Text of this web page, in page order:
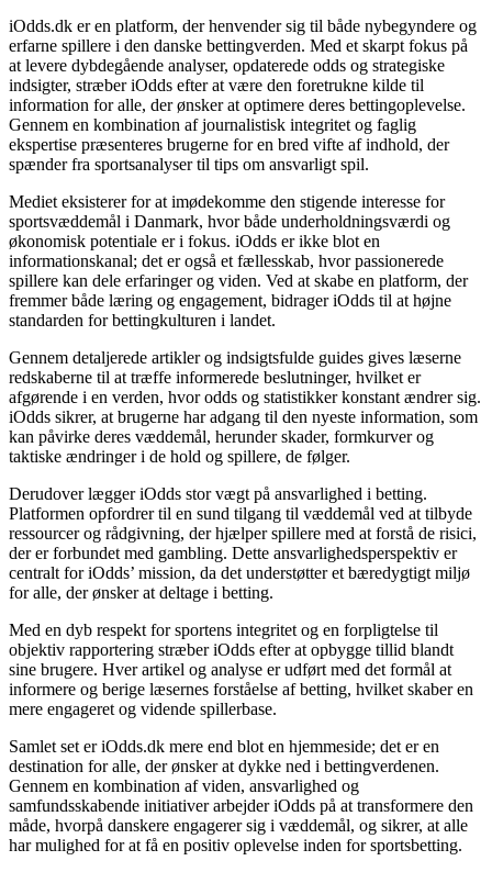
iOdds.dk er en platform, der henvender sig til både nybegyndere og
erfarne spillere i den danske bettingverden. Med et skarpt fokus på
at levere dybdegående analyser, opdaterede odds og strategiske
indsigter, stræber iOdds efter at være den foretrukne kilde til
information for alle, der ønsker at optimere deres bettingoplevelse.
Gennem en kombination af journalistisk integritet og faglig
ekspertise præsenteres brugerne for en bred vifte af indhold, der
spænder fra sportsanalyser til tips om ansvarligt spil.
Mediet eksisterer for at imødekomme den stigende interesse for
sportsvæddemål i Danmark, hvor både underholdningsværdi og
økonomisk potentiale er i fokus. iOdds er ikke blot en
informationskanal; det er også et fællesskab, hvor passionerede
spillere kan dele erfaringer og viden. Ved at skabe en platform, der
fremmer både læring og engagement, bidrager iOdds til at højne
standarden for bettingkulturen i landet.
Gennem detaljerede artikler og indsigtsfulde guides gives læserne
redskaberne til at træffe informerede beslutninger, hvilket er
afgørende i en verden, hvor odds og statistikker konstant ændrer sig.
iOdds sikrer, at brugerne har adgang til den nyeste information, som
kan påvirke deres væddemål, herunder skader, formkurver og
taktiske ændringer i de hold og spillere, de følger.
Derudover lægger iOdds stor vægt på ansvarlighed i betting.
Platformen opfordrer til en sund tilgang til væddemål ved at tilbyde
ressourcer og rådgivning, der hjælper spillere med at forstå de risici,
der er forbundet med gambling. Dette ansvarlighedsperspektiv er
centralt for iOdds’ mission, da det understøtter et bæredygtigt miljø
for alle, der ønsker at deltage i betting.
Med en dyb respekt for sportens integritet og en forpligtelse til
objektiv rapportering stræber iOdds efter at opbygge tillid blandt
sine brugere. Hver artikel og analyse er udført med det formål at
informere og berige læsernes forståelse af betting, hvilket skaber en
mere engageret og vidende spillerbase.
Samlet set er iOdds.dk mere end blot en hjemmeside; det er en
destination for alle, der ønsker at dykke ned i bettingverdenen.
Gennem en kombination af viden, ansvarlighed og
samfundsskabende initiativer arbejder iOdds på at transformere den
måde, hvorpå danskere engagerer sig i væddemål, og sikrer, at alle
har mulighed for at få en positiv oplevelse inden for sportsbetting.